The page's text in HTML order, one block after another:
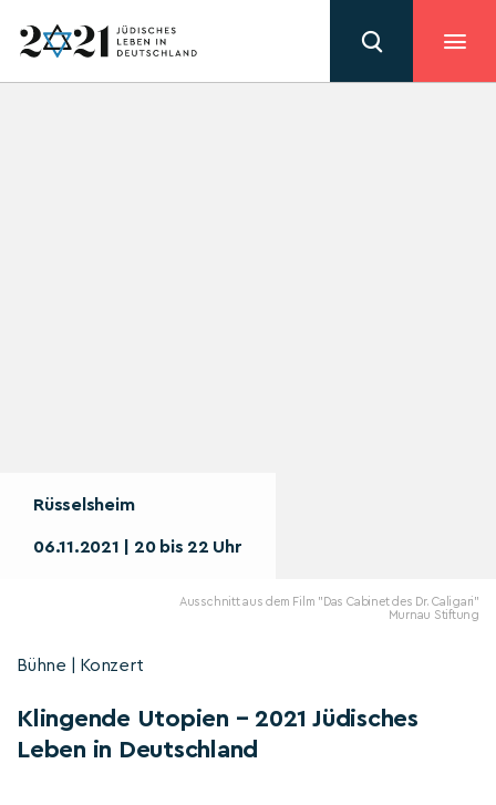
Rüsselsheim
06.11.2021 | 20 bis 22 Uhr
Ausschnitt aus dem Film "Das Cabinet des Dr. Caligari"
Murnau Stiftung
Bühne | Konzert
Klingende Utopien – 2021 Jüdisches
Leben in Deutschland